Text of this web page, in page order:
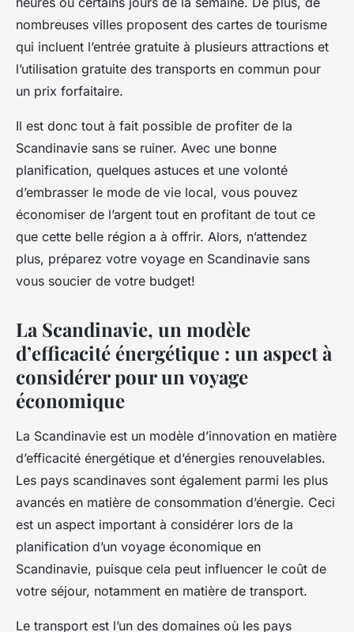
nombreuses villes proposent des cartes de tourisme
qui incluent l’entrée gratuite à plusieurs attractions et
l’utilisation gratuite des transports en commun pour
un prix forfaitaire.
Il est donc tout à fait possible de profiter de la
Scandinavie sans se ruiner. Avec une bonne
planification, quelques astuces et une volonté
d’embrasser le mode de vie local, vous pouvez
économiser de l’argent tout en profitant de tout ce
que cette belle région a à offrir. Alors, n’attendez
plus, préparez votre voyage en Scandinavie sans
vous soucier de votre budget!
La Scandinavie, un modèle
d’efficacité énergétique : un aspect à
considérer pour un voyage
économique
La Scandinavie est un modèle d’innovation en matière
d’efficacité énergétique et d’énergies renouvelables.
Les pays scandinaves sont également parmi les plus
avancés en matière de consommation d’énergie. Ceci
est un aspect important à considérer lors de la
planification d’un voyage économique en
Scandinavie, puisque cela peut influencer le coût de
votre séjour, notamment en matière de transport.
Le transport est l’un des domaines où les pays